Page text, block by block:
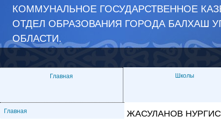
КОММУНАЛЬНОЕ ГОСУДАРСТВЕННОЕ
ОТДЕЛ ОБРАЗОВАНИЯ ГОРОДА БАЛХАШ
ОБЛАСТИ.
Главная Школы
Главная ЖАСУЛАНОВ